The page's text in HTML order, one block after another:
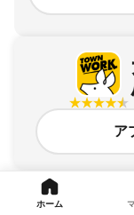
ア
ホーム